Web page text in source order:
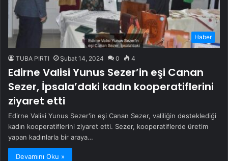
Haber
TUBA PIRTI Şubat 14, 2024 0 4
Edirne Valisi Yunus Sezer’in eşi Canan
Sezer, İpsala’daki kadın kooperatiflerini
ziyaret etti
Edirne Valisi Yunus Sezer'in eşi Canan Sezer, valiliğin desteklediği
kadın kooperatiflerini ziyaret etti. Sezer, kooperatiflerde üretim
yapan kadınlarla bir araya…
Devamını Oku »